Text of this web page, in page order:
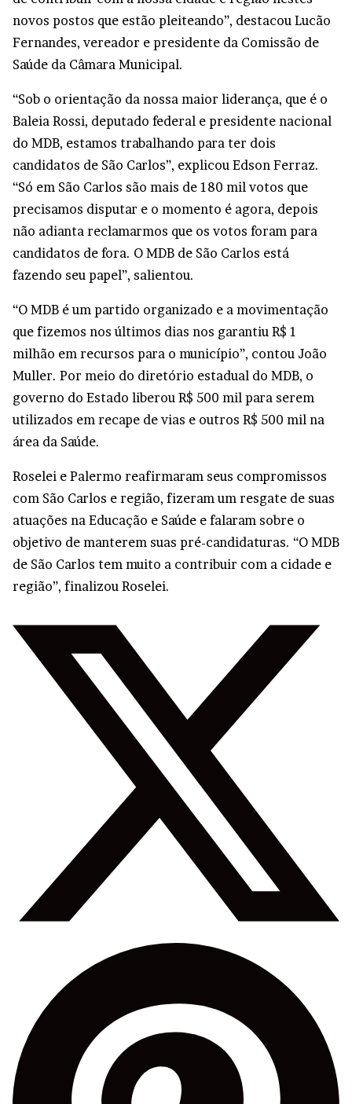
novos postos que estão pleiteando”, destacou Lucão
Fernandes, vereador e presidente da Comissão de
Saúde da Câmara Municipal.
“Sob o orientação da nossa maior liderança, que é o
Baleia Rossi, deputado federal e presidente nacional
do MDB, estamos trabalhando para ter dois
candidatos de São Carlos”, explicou Edson Ferraz.
“Só em São Carlos são mais de 180 mil votos que
precisamos disputar e o momento é agora, depois
não adianta reclamarmos que os votos foram para
candidatos de fora. O MDB de São Carlos está
fazendo seu papel”, salientou.
“O MDB é um partido organizado e a movimentação
que fizemos nos últimos dias nos garantiu R$ 1
milhão em recursos para o município”, contou João
Muller. Por meio do diretório estadual do MDB, o
governo do Estado liberou R$ 500 mil para serem
utilizados em recape de vias e outros R$ 500 mil na
área da Saúde.
Roselei e Palermo reafirmaram seus compromissos
com São Carlos e região, fizeram um resgate de suas
atuações na Educação e Saúde e falaram sobre o
objetivo de manterem suas pré-candidaturas. “O MDB
de São Carlos tem muito a contribuir com a cidade e
região”, finalizou Roselei.